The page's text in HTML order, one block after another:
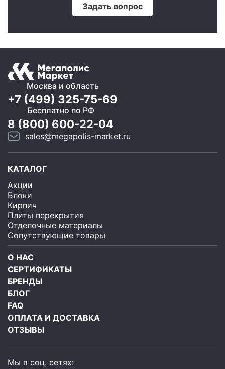
Задать вопрос
Москва и область
+7 (499) 325-75-69
Бесплатно по РФ
8 (800) 600-22-04
sales@megapolis-market.ru
КАТАЛОГ
Акции
Блоки
Кирпич
Плиты перекрытия
Отделочные материалы
Сопутствующие товары
О НАС
СЕРТИФИКАТЫ
БРЕНДЫ
БЛОГ
FAQ
ОПЛАТА И ДОСТАВКА
ОТЗЫВЫ
Мы в соц. сетях: